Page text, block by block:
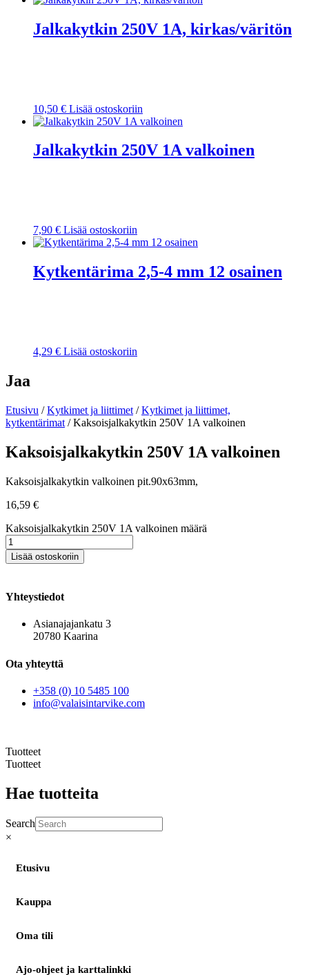
Jalkakytkin 250V 1A, kirkas/väritön
10,50 € Lisää ostoskoriin
Jalkakytkin 250V 1A valkoinen
7,90 € Lisää ostoskoriin
Kytkentärima 2,5-4 mm 12 osainen
4,29 € Lisää ostoskoriin
Jaa
Etusivu /Kytkimet ja liittimet /Kytkimet ja liittimet,
kytkentärimat / Kaksoisjalkakytkin 250V 1A valkoinen
Kaksoisjalkakytkin 250V 1A valkoinen
Kaksoisjalkakytkin valkoinen pit.90x63mm,
16,59 €
Kaksoisjalkakytkin 250V 1A valkoinen määrä
Lisää ostoskoriin
Yhteystiedot
Asianajajankatu 3
20780 Kaarina
Ota yhteyttä
+358 (0) 10 5485 100
info@valaisintarvike.com
Tuotteet
Tuotteet
Hae tuotteita
Search
×
Etusivu
Kauppa
Oma tili
Ajo-ohjeet ja karttalinkki